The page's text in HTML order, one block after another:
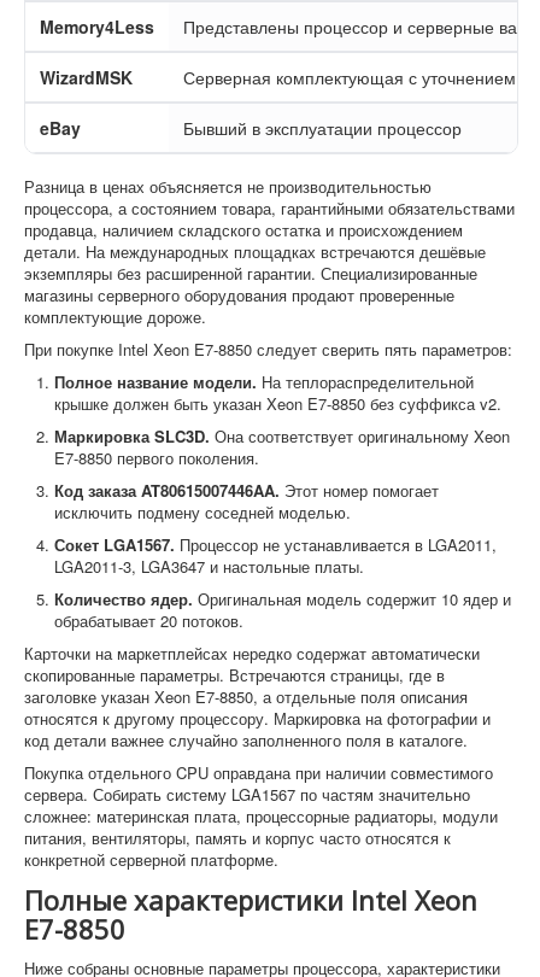
Memory4Less Представлены процессор и серверные
WizardMSK Серверная комплектующая с уточнением
eBay Бывший в эксплуатации процессор
Разница в ценах объясняется не производительностью
процессора, а состоянием товара, гарантийными обязательствами
продавца, наличием складского остатка и происхождением
детали. На международных площадках встречаются дешёвые
экземпляры без расширенной гарантии. Специализированные
магазины серверного оборудования продают проверенные
комплектующие дороже.
При покупке Intel Xeon E7-8850 следует сверить пять параметров:
Полное название модели. На теплораспределительной
крышке должен быть указан Xeon E7-8850 без суффикса v2.
Маркировка SLC3D. Она соответствует оригинальному Xeon
E7-8850 первого поколения.
Код заказа AT80615007446AA. Этот номер помогает
исключить подмену соседней моделью.
Сокет LGA1567. Процессор не устанавливается в LGA2011,
LGA2011-3, LGA3647 и настольные платы.
Количество ядер. Оригинальная модель содержит 10 ядер и
обрабатывает 20 потоков.
Карточки на маркетплейсах нередко содержат автоматически
скопированные параметры. Встречаются страницы, где в
заголовке указан Xeon E7-8850, а отдельные поля описания
относятся к другому процессору. Маркировка на фотографии и
код детали важнее случайно заполненного поля в каталоге.
Покупка отдельного CPU оправдана при наличии совместимого
сервера. Собирать систему LGA1567 по частям значительно
сложнее: материнская плата, процессорные радиаторы, модули
питания, вентиляторы, память и корпус часто относятся к
конкретной серверной платформе.
Полные характеристики Intel Xeon
E7-8850
Ниже собраны основные параметры процессора, характеристики